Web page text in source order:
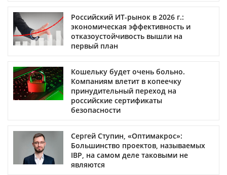
Российский ИТ-рынок в 2026 г.:
экономическая эффективность и
отказоустойчивость вышли на
первый план
Кошельку будет очень больно.
Компаниям влетит в копеечку
принудительный переход на
российские сертификаты
безопасности
Сергей Ступин, «Оптимакрос»:
Большинство проектов, называемых
IBP, на самом деле таковыми не
являются